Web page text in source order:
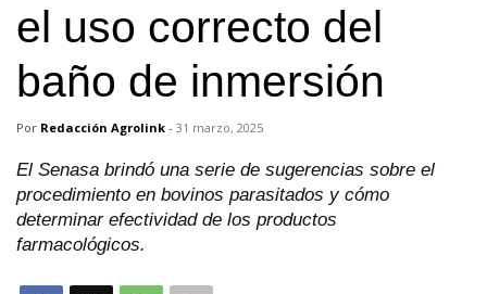
el uso correcto del
baño de inmersión
Por Redacción Agrolink - 31 marzo, 2025
El Senasa brindó una serie de sugerencias sobre el
procedimiento en bovinos parasitados y cómo
determinar efectividad de los productos
farmacológicos.